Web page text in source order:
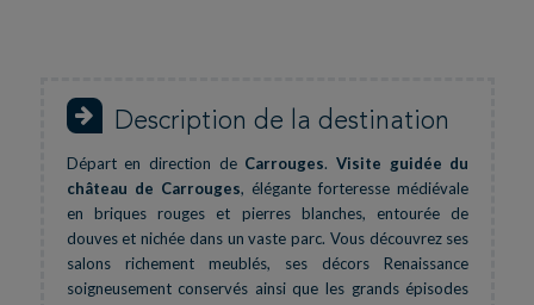
Description de la destination
Départ en direction de Carrouges.Visite guidée du
château de Carrouges, élégante forteresse médiévale
en briques rouges et pierres blanches, entourée de
douves et nichée dans un vaste parc. Vous découvrez ses
salons richement meublés, ses décors Renaissance
soigneusement conservés ainsi que les grands épisodes